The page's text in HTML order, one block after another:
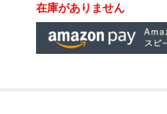
在庫がありません